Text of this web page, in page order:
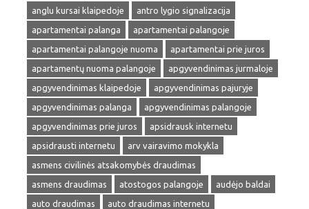
anglu kursai klaipedoje
antro lygio signalizacija
apartamentai palanga
apartamentai palangoje
apartamentai palangoje nuoma
apartamentai prie juros
apartamentų nuoma palangoje
apgyvendinimas jurmaloje
apgyvendinimas klaipedoje
apgyvendinimas pajuryje
apgyvendinimas palanga
apgyvendinimas palangoje
apgyvendinimas prie juros
apsidrausk internetu
apsidrausti internetu
arv vairavimo mokykla
asmens civilinės atsakomybės draudimas
asmens draudimas
atostogos palangoje
audėjo baldai
auto draudimas
auto draudimas internetu